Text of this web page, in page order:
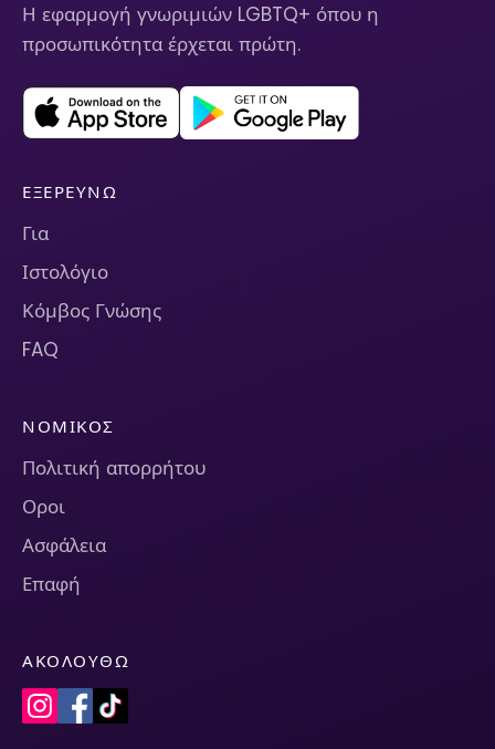
Η εφαρμογή γνωριμιών LGBTQ+ όπου η
προσωπικότητα έρχεται πρώτη.
ΕΞΕΡΕΥΝΏ
Για
Ιστολόγιο
Κόμβος Γνώσης
FAQ
ΝΟΜΙΚΌΣ
Πολιτική απορρήτου
Οροι
Ασφάλεια
Επαφή
ΑΚΟΛΟΥΘΏ